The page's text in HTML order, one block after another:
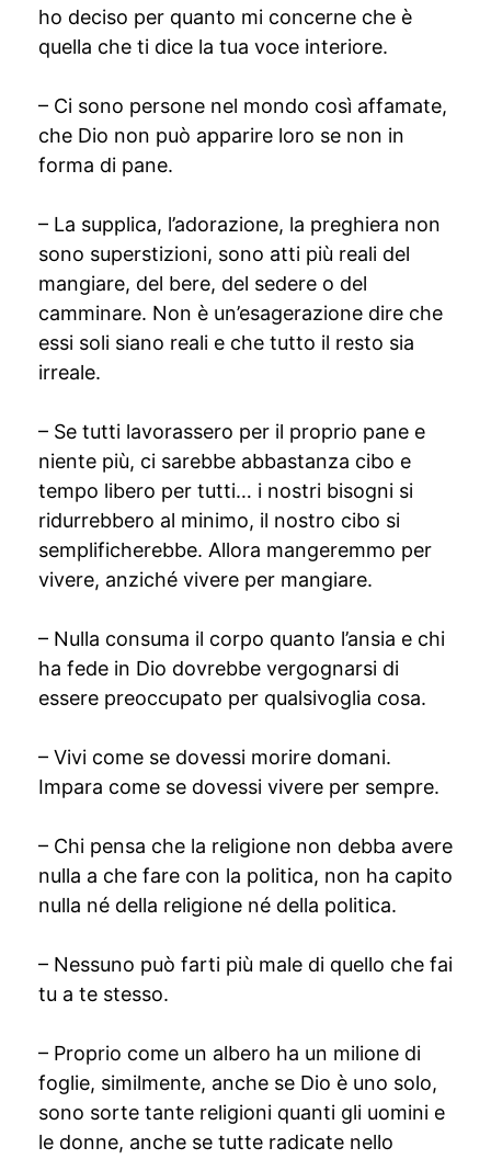
ho deciso per quanto mi concerne che è
quella che ti dice la tua voce interiore.
– Ci sono persone nel mondo così affamate,
che Dio non può apparire loro se non in
forma di pane.
– La supplica, l’adorazione, la preghiera non
sono superstizioni, sono atti più reali del
mangiare, del bere, del sedere o del
camminare. Non è un’esagerazione dire che
essi soli siano reali e che tutto il resto sia
irreale.
– Se tutti lavorassero per il proprio pane e
niente più, ci sarebbe abbastanza cibo e
tempo libero per tutti… i nostri bisogni si
ridurrebbero al minimo, il nostro cibo si
semplificherebbe. Allora mangeremmo per
vivere, anziché vivere per mangiare.
– Nulla consuma il corpo quanto l’ansia e chi
ha fede in Dio dovrebbe vergognarsi di
essere preoccupato per qualsivoglia cosa.
– Vivi come se dovessi morire domani.
Impara come se dovessi vivere per sempre.
– Chi pensa che la religione non debba avere
nulla a che fare con la politica, non ha capito
nulla né della religione né della politica.
– Nessuno può farti più male di quello che fai
tu a te stesso.
– Proprio come un albero ha un milione di
foglie, similmente, anche se Dio è uno solo,
sono sorte tante religioni quanti gli uomini e
le donne, anche se tutte radicate nello